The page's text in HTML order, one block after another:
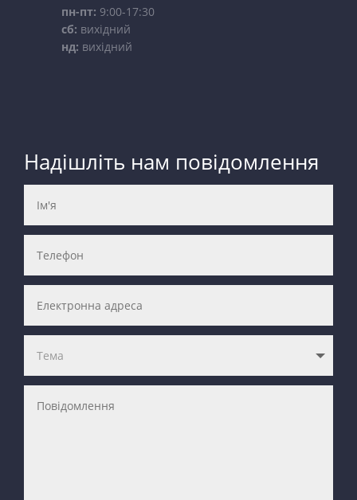
пн-пт: 9:00-17:30
сб: вихідний
нд: вихідний
Надішліть нам повідомлення